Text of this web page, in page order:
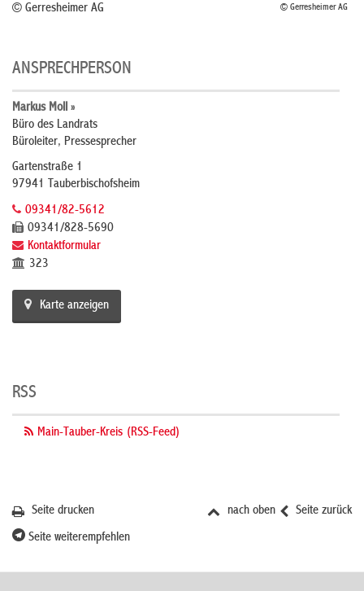
© Gerresheimer AG
© Gerresheimer AG
ANSPRECHPERSON
Markus Moll »
Büro des Landrats
Büroleiter, Pressesprecher
Gartenstraße 1
97941 Tauberbischofsheim
09341/82-5612
09341/828-5690
Kontaktformular
323
Karte anzeigen
RSS
Main-Tauber-Kreis (RSS-Feed)
Seite zurück
nach oben
Seite drucken
Seite weiterempfehlen